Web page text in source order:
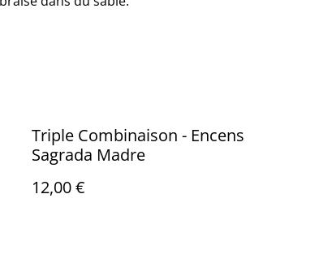
Triple Combinaison - Encens
Sagrada Madre
12,00 €